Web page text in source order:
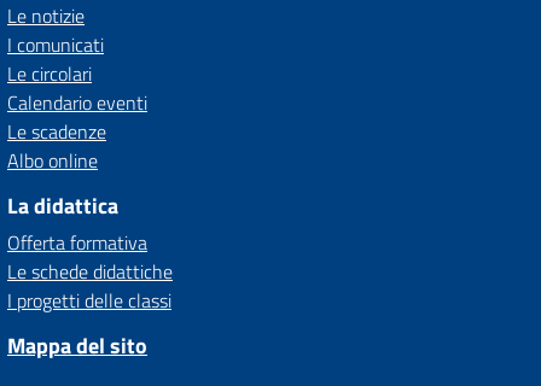
Le notizie
I comunicati
Le circolari
Calendario eventi
Le scadenze
Albo online
La didattica
Offerta formativa
Le schede didattiche
I progetti delle classi
Mappa del sito